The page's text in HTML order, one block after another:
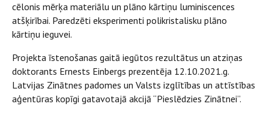
cēlonis mērķa materiālu un plāno kārtiņu luminiscences
atšķirībai. Paredzēti eksperimenti polikristalisku plāno
kārtiņu ieguvei.
Projekta īstenošanas gaitā iegūtos rezultātus un atziņas
doktorants Ernests Einbergs prezentēja 12.10.2021.g.
Latvijas Zinātnes padomes un Valsts izglītības un attīstības
aģentūras kopīgi gatavotajā akcijā “Pieslēdzies Zinātnei”.